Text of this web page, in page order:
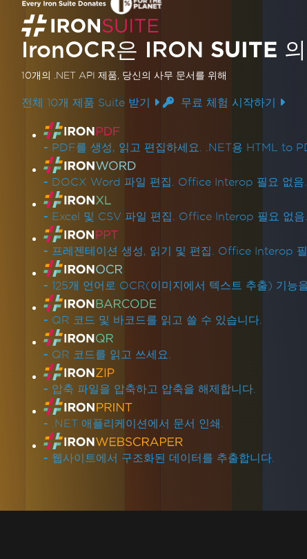
를 높이는 방법을 알아보세요. 이 튜토리얼은
흐릿하거나 명암이 낮거나 스캔 상태가 좋지
않은 이미지를 개선하여 최적의 OCR 결과를
얻는 방법을 안내합니다. 이미지를 개선하고
인식 정확도를 높이는 필수 기술을 익히세요.
더 읽어보기
IronOCR은 IRON SUITE
10개의 .NET API 제품, 당신의 사무 문서를 위해
전체 10개 제품 Suite 받기 무료 체험 시작하기
제품 링크
- PDF를 생성, 읽고 편집하세요. .NET용 HTML to
- DOCX Word 파일 편집. Office Interop 필요 없음.
- Excel 및 CSV 파일 편집. Office Interop 필요 없음.
- 프레젠테이션 생성, 읽기 및 편집. Office Interop 필
- 125개 언어로 OCR(이미지에서 텍스트 추출) 기능
- QR 코드 및 바코드를 읽고 쓸 수 있습니다.
- QR 코드를 읽고 쓰세요.
- 압축 파일을 압축하고 압축을 해제합니다.
- .NET 애플리케이션에서 문서 인쇄.
- 웹사이트에서 구조화된 데이터를 추출합니다.